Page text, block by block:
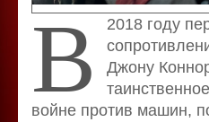
В
2018 году
Джону
войне против машин,